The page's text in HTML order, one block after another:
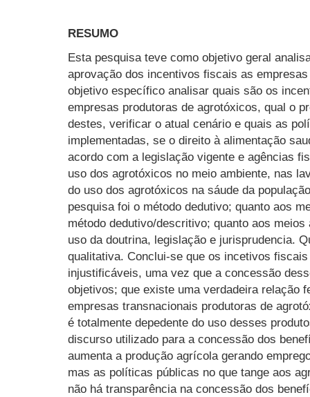
RESUMO
Esta pesquisa teve como objetivo geral
aprovação dos incentivos fiscais as
objetivo específico analisar quais são os
empresas produtoras de agrotóxicos, qual o
destes, verificar o atual cenário e quais as
implementadas, se o direito à alimentação
acordo com a legislação vigente e agências
uso dos agrotóxicos no meio ambiente, nas
do uso dos agrotóxicos na sáude da
pesquisa foi o método dedutivo; quanto aos
método dedutivo/descritivo; quanto aos
uso da doutrina, legislação e jurisprudencia.
qualitativa. Conclui-se que os incetivos
injustificáveis, uma vez que a concessão
objetivos; que existe uma verdadeira relação
empresas transnacionais produtoras de
é totalmente depedente do uso desses
discurso utilizado para a concessão dos
aumenta a produção agrícola gerando
mas as políticas públicas no que tange aos
não há transparência na concessão dos